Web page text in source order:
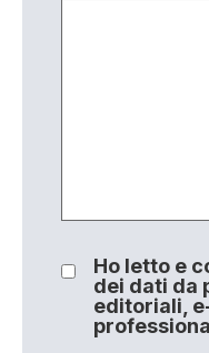
Ho letto e
dei dati da
editoriali,